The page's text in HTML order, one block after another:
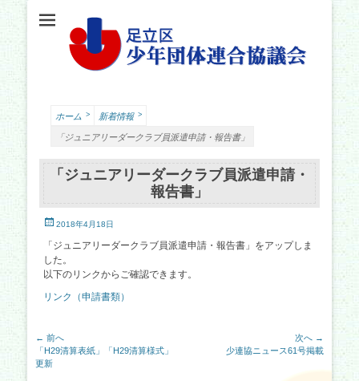
足立区少年団体連
合協議会
足立少年団体連合協議会（少連協）は、地域の力と行政をつなぐ役割を担い、足立
区の子どもたちの健やかな成長を願い、活動しています。
ホーム > 新着情報 >
「ジュニアリーダークラブ員派遣申請・報告書」
「ジュニアリーダークラブ員派遣申請・
報告書」
投
日
2018年4月18日
「ジュニアリーダークラブ員派遣申請・報告書」をアップしま
した。
以下のリンクからご確認できます。
リンク（申請書類）
投
稿
← 前へ
前
の
「H29清算表紙」「H29清算様式」
更新
次へ →
少連協ニュース61号掲載